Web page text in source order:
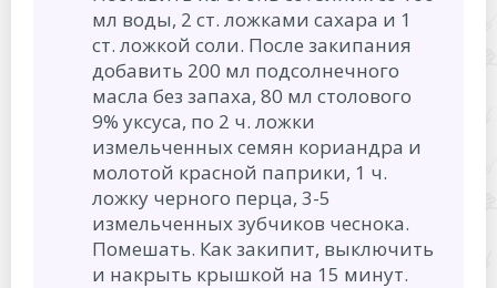
мл воды, 2 ст. ложками сахара и 1
ст. ложкой соли. После закипания
добавить 200 мл подсолнечного
масла без запаха, 80 мл столового
9% уксуса, по 2 ч. ложки
измельченных семян кориандра и
молотой красной паприки, 1 ч.
ложку черного перца, 3-5
измельченных зубчиков чеснока.
Помешать. Как закипит, выключить
и накрыть крышкой на 15 минут.